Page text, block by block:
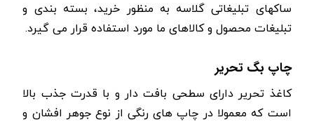
ساکهای تبلیغاتی گلاسه به منظور خرید، بسته بندی و
تبلیغات محصول و کالاهای ما مورد استفاده قرار می گیرد.
چاپ بگ تحریر
کاغذ تحریر دارای سطحی بافت دار و با قدرت جذب بالا
است که معمولا در چاپ های رنگی از نوع جوهر افشان و